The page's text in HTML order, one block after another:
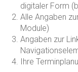
digitaler Form
Alle Angaben
Module)
Angaben zur
Ihre